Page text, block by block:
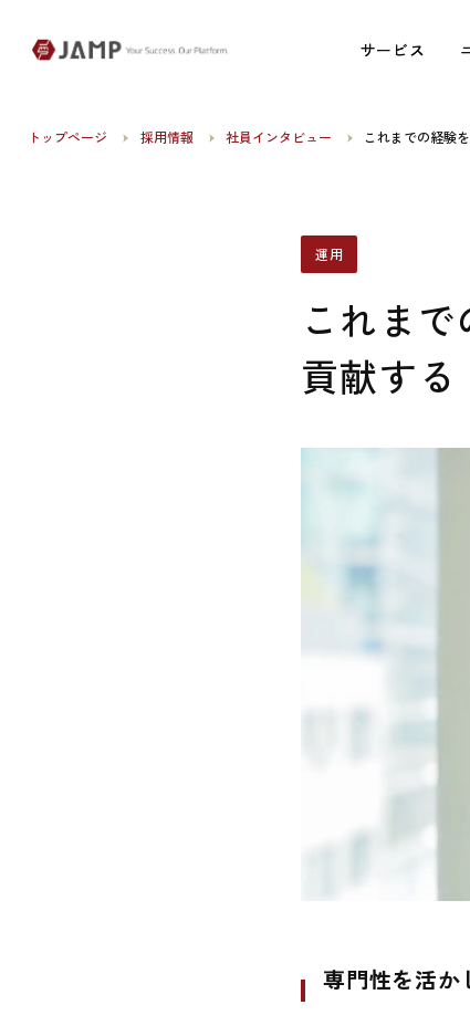
サービス
サービス
トップページ 採用情報 社員インタビュー これまでの経験
運用
これま
貢献する
専門性を活か